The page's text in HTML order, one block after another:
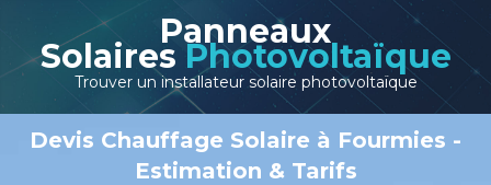
Panneaux
Solaires Photovoltaïque
Trouver un installateur solaire photovoltaïque
Devis Chauffage Solaire à Fourmies -
Estimation & Tarifs